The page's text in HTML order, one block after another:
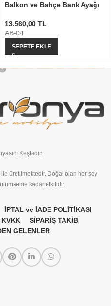
Balkon ve Bahçe Bank Ayağı
13.560,00 TL
AB-04
SEPETE EKLE
Keşfedin
üretilmektedir. Doğal olan her şey
kadar etkilidir.
İPTAL ve İADE POLİTİKASI
KVKK
SİPARİŞ TAKİBİ
GELENLER